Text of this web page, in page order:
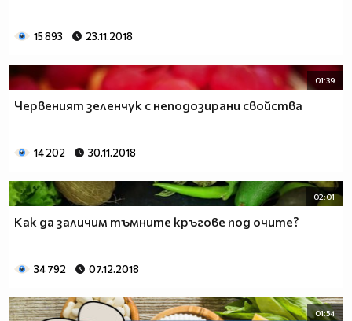
15 893 23.11.2018
01:39
Червеният зеленчук с неподозирани свойства
14 202 30.11.2018
02:01
Как да заличим тъмните кръгове под очите?
34 792 07.12.2018
01:54